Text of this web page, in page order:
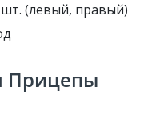
(левый, правый)
Прицепы